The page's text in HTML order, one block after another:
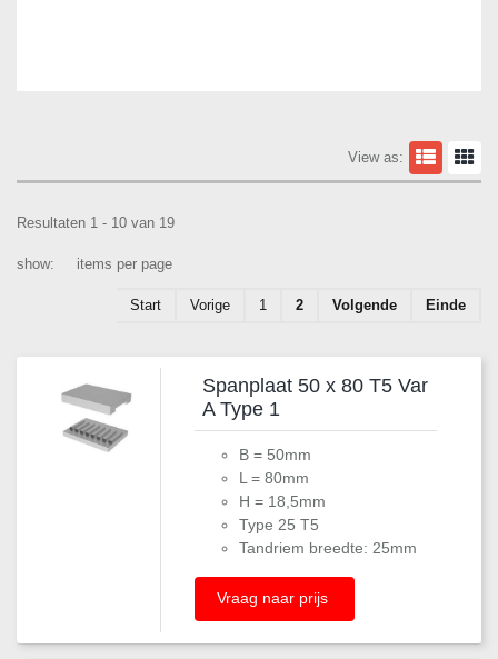
View as:
Resultaten 1 - 10 van 19
show: items per page
Start Vorige 1 2 Volgende Einde
Spanplaat 50 x 80 T5 Var
A Type 1
B = 50mm
L = 80mm
H = 18,5mm
Type 25 T5
Tandriem breedte: 25mm
Vraag naar prijs